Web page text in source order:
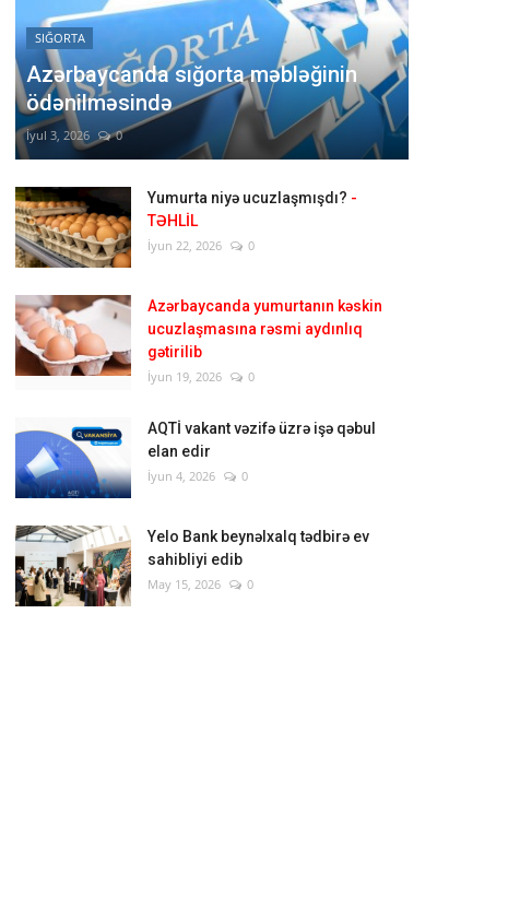
SIĞORTA
Azərbaycanda sığorta məbləğinin
ödənilməsində
İyul 3, 2026 0
Yumurta niyə ucuzlaşmışdı? -
TƏHLİL
İyun 22, 2026 0
Azərbaycanda yumurtanın kəskin
ucuzlaşmasına rəsmi aydınlıq
gətirilib
İyun 19, 2026 0
AQTİ vakant vəzifə üzrə işə qəbul
elan edir
İyun 4, 2026 0
Yelo Bank beynəlxalq tədbirə ev
sahibliyi edib
May 15, 2026 0